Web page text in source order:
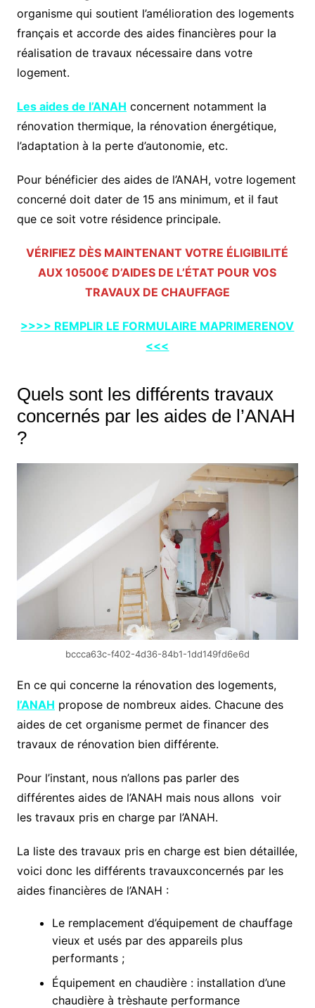
organisme qui soutient l’amélioration des logements
français et accorde des aides financières pour la
réalisation de travaux nécessaire dans votre
logement.
Les aides de l’ANAH concernent notamment la
rénovation thermique, la rénovation énergétique,
l’adaptation à la perte d’autonomie, etc.
Pour bénéficier des aides de l’ANAH, votre logement
concerné doit dater de 15 ans minimum, et il faut
que ce soit votre résidence principale.
VÉRIFIEZ DÈS MAINTENANT VOTRE ÉLIGIBILITÉ
AUX 10500€ D’AIDES DE L’ÉTAT POUR VOS
TRAVAUX DE CHAUFFAGE
>>>> REMPLIR LE FORMULAIRE MAPRIMERENOV
<<<
Quels sont les différents travaux
concernés par les aides de l’ANAH
?
bccca63c-f402-4d36-84b1-1dd149fd6e6d
En ce qui concerne la rénovation des logements,
l’ANAH propose de nombreux aides. Chacune des
aides de cet organisme permet de financer des
travaux de rénovation bien différente.
Pour l’instant, nous n’allons pas parler des
différentes aides de l’ANAH mais nous allons voir
les travaux pris en charge par l’ANAH.
La liste des travaux pris en charge est bien détaillée,
voici donc les différents travauxconcernés par les
aides financières de l’ANAH :
Le remplacement d’équipement de chauffage
vieux et usés par des appareils plus
performants ;
Équipement en chaudière : installation d’une
chaudière à trèshaute performance